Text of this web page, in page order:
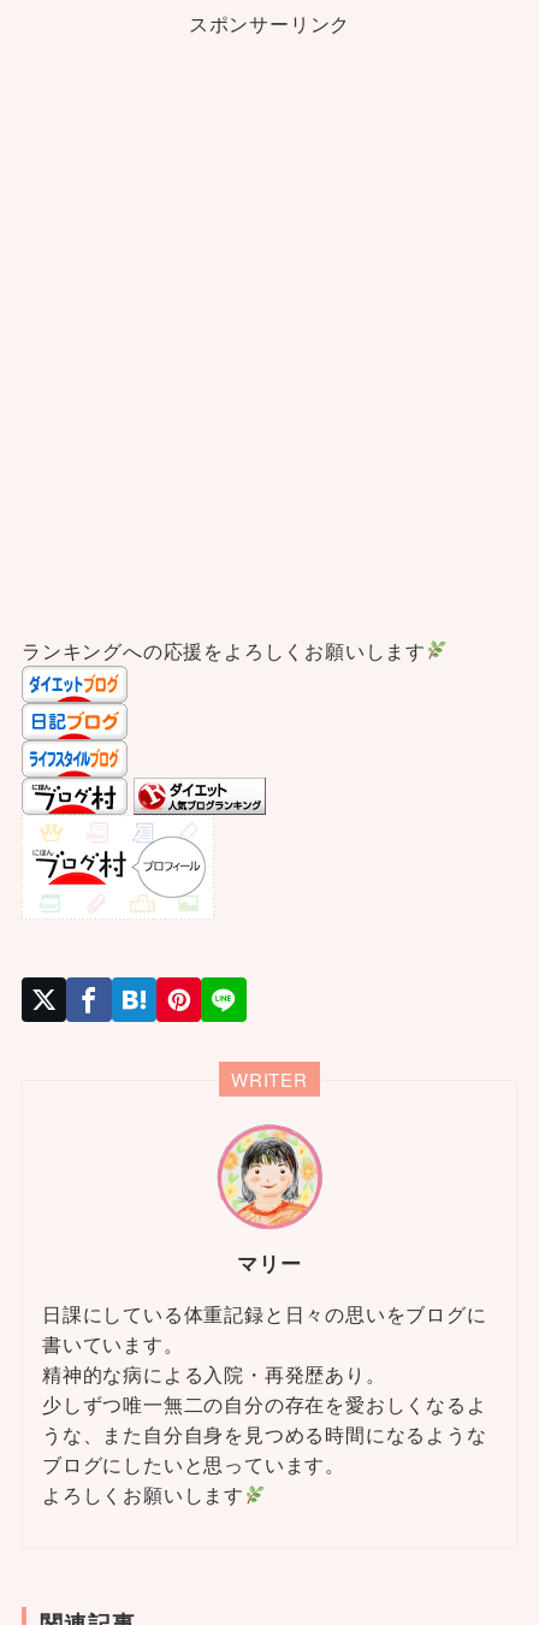
スポンサーリンク
ランキングへの応援をよろしくお願いします
WRITER
マリー
日課にしている体重記録と日々の思いをブログに
書いています。
精神的な病による入院・再発歴あり。
少しずつ唯一無二の自分の存在を愛おしくなるよ
うな、また自分自身を見つめる時間になるような
ブログにしたいと思っています。
よろしくお願いします